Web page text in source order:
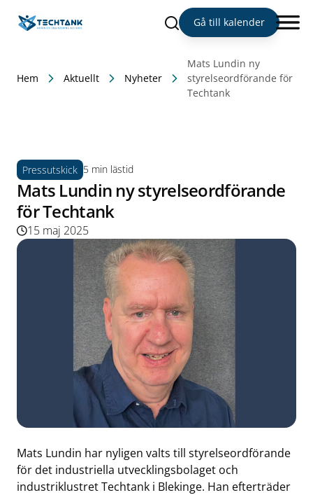
Sök Gå till kalender
Hem Aktuellt Nyheter
Mats Lundin ny
styrelseordförande för
Techtank
Pressutskick 5 min lästid
Mats Lundin ny styrelseordförande
för Techtank
15 maj 2025
Mats Lundin har nyligen valts till styrelseordförande
för det industriella utvecklingsbolaget och
industriklustret Techtank i Blekinge. Han efterträder